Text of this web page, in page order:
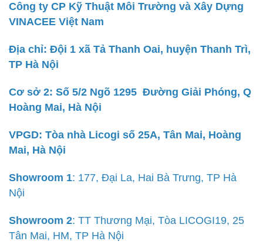
Công ty CP Kỹ Thuật Môi Trường và Xây Dựng
VINACEE Việt Nam
Địa chỉ: Đội 1 xã Tả Thanh Oai, huyện Thanh Trì,
TP Hà Nội
Cơ sở 2: Số 5/2 Ngõ 1295 Đường Giải Phóng, Q
Hoàng Mai, Hà Nội
VPGD: Tòa nhà Licogi số 25A, Tân Mai, Hoàng
Mai, Hà Nội
Showroom 1: 177, Đại La, Hai Bà Trưng, TP Hà
Nội
Showroom 2: TT Thương Mại, Tòa LICOGI19, 25
Tân Mai, HM, TP Hà Nội